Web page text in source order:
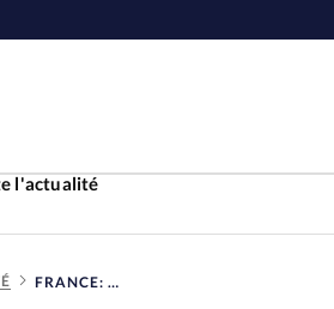
l'actualité
FRANCE: EMMANUEL MACRON PROPOSE UNE CONVENTION CITOYENNE SUR L’EUTHANASIE DANS SON PROGRAMME